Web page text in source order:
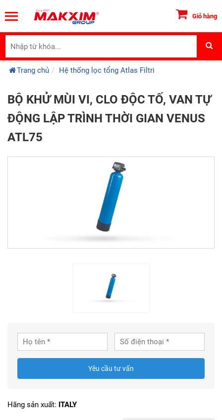
Giỏ hàng
Trang chủ Hệ thống lọc tổng Atlas Filtri
BỘ KHỬ MÙI VI, CLO ĐỘC TỐ, VAN TỰ
ĐỘNG LẬP TRÌNH THỜI GIAN VENUS
ATL75
Yêu cầu tư vấn
Hãng sản xuất: ITALY